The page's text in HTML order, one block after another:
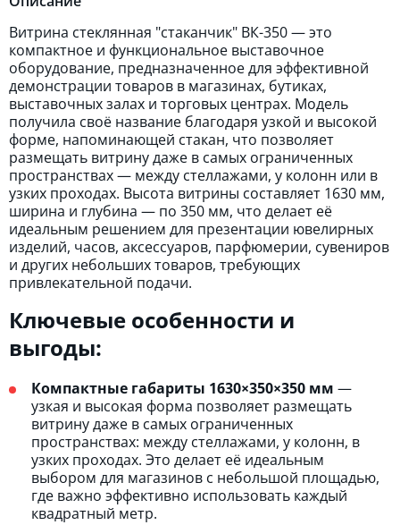
Витрина стеклянная "стаканчик" ВК-350 — это
компактное и функциональное выставочное
оборудование, предназначенное для эффективной
демонстрации товаров в магазинах, бутиках,
выставочных залах и торговых центрах. Модель
получила своё название благодаря узкой и высокой
форме, напоминающей стакан, что позволяет
размещать витрину даже в самых ограниченных
пространствах — между стеллажами, у колонн или в
узких проходах. Высота витрины составляет 1630 мм,
ширина и глубина — по 350 мм, что делает её
идеальным решением для презентации ювелирных
изделий, часов, аксессуаров, парфюмерии, сувениров
и других небольших товаров, требующих
привлекательной подачи.
Ключевые особенности и
выгоды:
Компактные габариты 1630×350×350 мм —
узкая и высокая форма позволяет размещать
витрину даже в самых ограниченных
пространствах: между стеллажами, у колонн, в
узких проходах. Это делает её идеальным
выбором для магазинов с небольшой площадью,
где важно эффективно использовать каждый
квадратный метр.